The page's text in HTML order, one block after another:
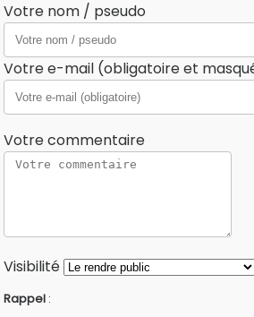
Votre nom / pseudo
Votre e-mail (obligatoire et
Votre commentaire
Visibilité
Rappel :